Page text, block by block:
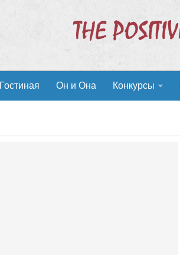
Гостиная Он и Она Конкурсы